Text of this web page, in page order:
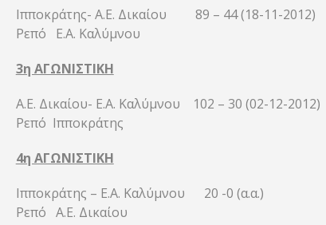
Ιπποκράτης- Α.Ε. Δικαίου 89 – 44 (18-11-2012)
Ρεπό Ε.Α. Καλύμνου
3η ΑΓΩΝΙΣΤΙΚΗ
Α.Ε. Δικαίου- Ε.Α. Καλύμνου 102 – 30 (02-12-2012)
Ρεπό Ιπποκράτης
4η ΑΓΩΝΙΣΤΙΚΗ
Ιπποκράτης – Ε.Α. Καλύμνου 20 -0 (α.α.)
Ρεπό Α.Ε. Δικαίου